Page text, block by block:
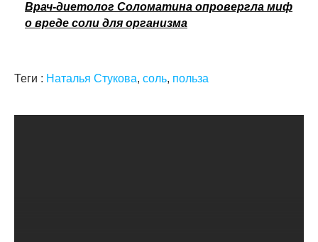
Врач-диетолог Соломатина опровергла миф
о вреде соли для организма
Теги : Наталья Стукова, соль, польза